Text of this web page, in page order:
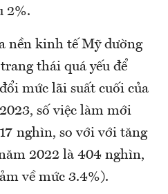
2%.
nền kinh tế Mỹ dường
thái quá yếu để
mức lãi suất cuối của
số việc làm mới
nghìn, so với với tăng
2022 là 404 nghìn,
về mức 3.4%).